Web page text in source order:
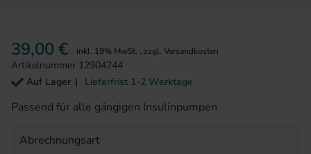
39,00 € inkl. 19% MwSt. , zzgl. Versandkosten
Artikelnummer 12904244
Auf Lager
Lieferfrist 1-2 Werktage
Passend für alle gängigen Insulinpumpen
Abrechnungsart